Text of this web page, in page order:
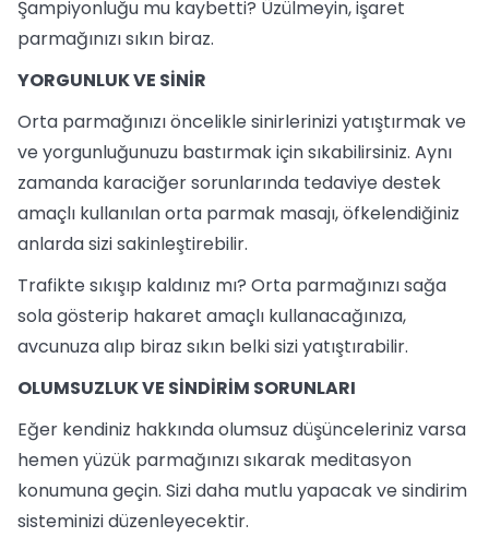
Şampiyonluğu mu kaybetti? Üzülmeyin, işaret
parmağınızı sıkın biraz.
YORGUNLUK VE SİNİR
Orta parmağınızı öncelikle sinirlerinizi yatıştırmak ve
ve yorgunluğunuzu bastırmak için sıkabilirsiniz. Aynı
zamanda karaciğer sorunlarında tedaviye destek
amaçlı kullanılan orta parmak masajı, öfkelendiğiniz
anlarda sizi sakinleştirebilir.
Trafikte sıkışıp kaldınız mı? Orta parmağınızı sağa
sola gösterip hakaret amaçlı kullanacağınıza,
avcunuza alıp biraz sıkın belki sizi yatıştırabilir.
OLUMSUZLUK VE SİNDİRİM SORUNLARI
Eğer kendiniz hakkında olumsuz düşünceleriniz varsa
hemen yüzük parmağınızı sıkarak meditasyon
konumuna geçin. Sizi daha mutlu yapacak ve sindirim
sisteminizi düzenleyecektir.